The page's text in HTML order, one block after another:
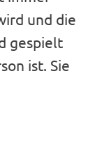
und die
gespielt
ist. Sie